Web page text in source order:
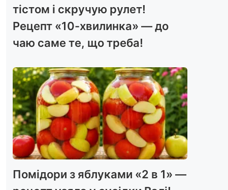
тістом і скручую рулет!
Рецепт «10-хвилинка» — до
чаю саме те, що треба!
Помідори з яблуками «2 в 1» —